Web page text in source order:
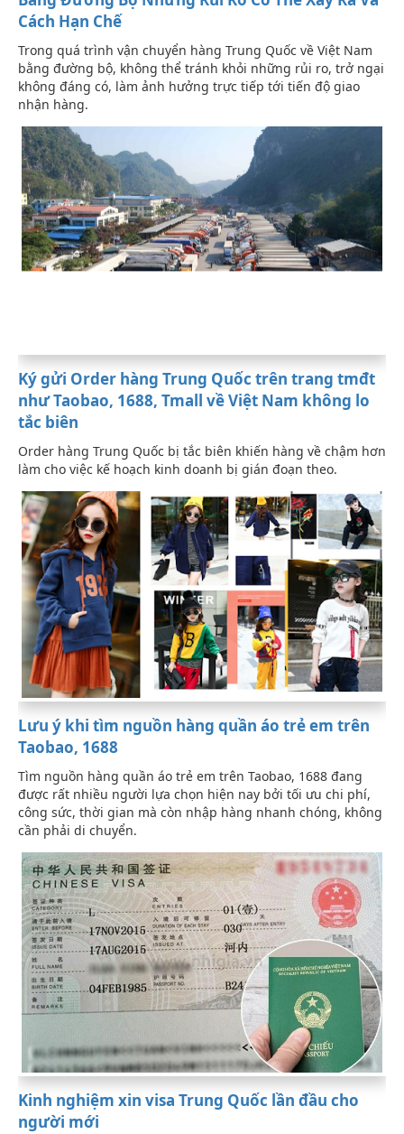
Cách Hạn Chế
Trong quá trình vận chuyển hàng Trung Quốc về Việt Nam
bằng đường bộ, không thể tránh khỏi những rủi ro, trở ngại
không đáng có, làm ảnh hưởng trực tiếp tới tiến độ giao
nhận hàng.
Ký gửi Order hàng Trung Quốc trên trang tmđt
như Taobao, 1688, Tmall về Việt Nam không lo
tắc biên
Order hàng Trung Quốc bị tắc biên khiến hàng về chậm hơn
làm cho việc kế hoạch kinh doanh bị gián đoạn theo.
Lưu ý khi tìm nguồn hàng quần áo trẻ em trên
Taobao, 1688
Tìm nguồn hàng quần áo trẻ em trên Taobao, 1688 đang
được rất nhiều người lựa chọn hiện nay bởi tối ưu chi phí,
công sức, thời gian mà còn nhập hàng nhanh chóng, không
cần phải di chuyển.
Kinh nghiệm xin visa Trung Quốc lần đầu cho
người mới